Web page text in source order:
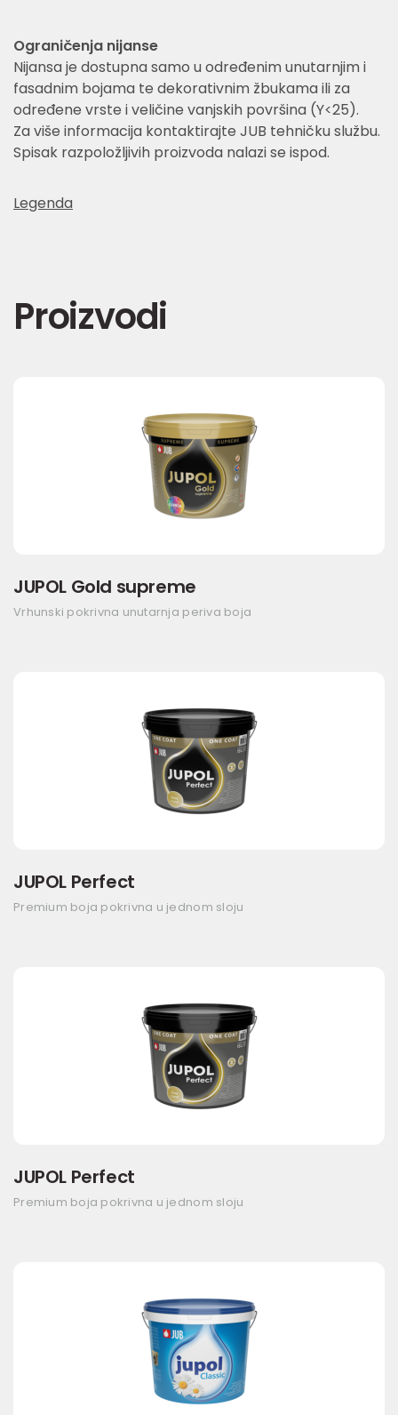
Ograničenja nijanse
Nijansa je dostupna samo u određenim unutarnjim i
fasadnim bojama te dekorativnim žbukama ili za
određene vrste i veličine vanjskih površina (Y<25).
Za više informacija kontaktirajte JUB tehničku službu.
Spisak razpoložljivih proizvoda nalazi se ispod.
Legenda
Proizvodi
JUPOL Gold supreme
Vrhunski pokrivna unutarnja periva boja
JUPOL Perfect
Premium boja pokrivna u jednom sloju
JUPOL Perfect
Premium boja pokrivna u jednom sloju